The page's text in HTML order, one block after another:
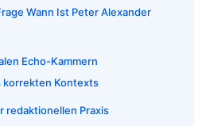
Wann Ist Peter Alexander
Echo-Kammern
korrekten Kontexts
redaktionellen Praxis